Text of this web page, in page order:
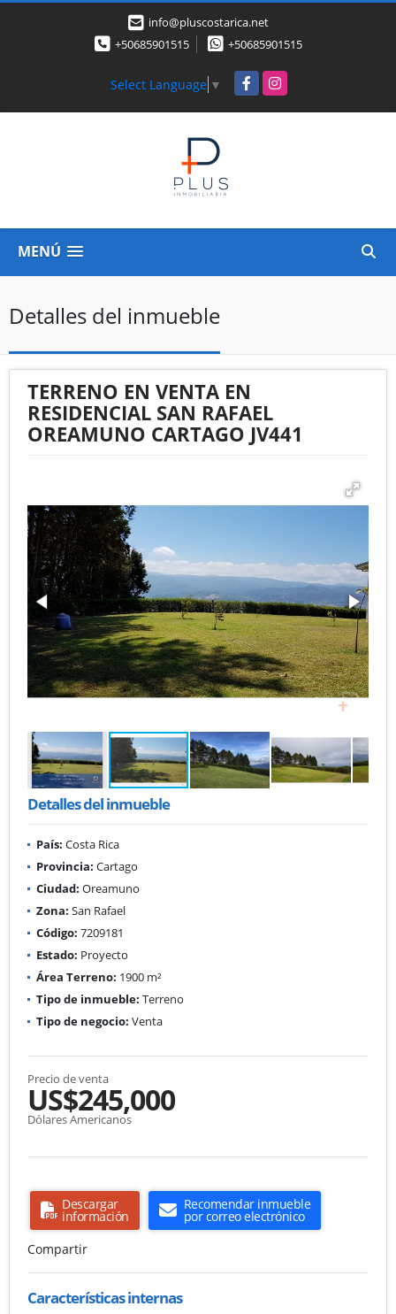
info@pluscostarica.net
+50685901515
+50685901515
Select Language ▼ FacebookInstagram
MENÚ
Detalles del inmueble
TERRENO EN VENTA EN
RESIDENCIAL SAN RAFAEL
OREAMUNO CARTAGO JV441
Detalles del inmueble
País: Costa Rica
Provincia: Cartago
Ciudad: Oreamuno
Zona: San Rafael
Código: 7209181
Estado: Proyecto
Área Terreno: 1900 m²
Tipo de inmueble: Terreno
Tipo de negocio: Venta
Precio de venta
US$245,000
Dólares Americanos
Descargar
información
Recomendar inmueble
por correo electrónico
Compartir
Características internas